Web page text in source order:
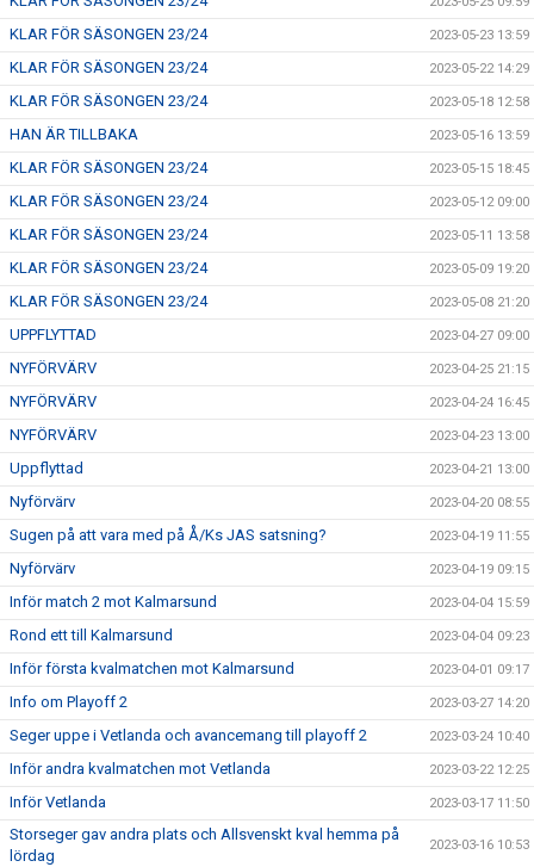
KLAR FÖR SÄSONGEN 23/24 2023-05-23 13:59
KLAR FÖR SÄSONGEN 23/24 2023-05-22 14:29
KLAR FÖR SÄSONGEN 23/24 2023-05-18 12:58
HAN ÄR TILLBAKA 2023-05-16 13:59
KLAR FÖR SÄSONGEN 23/24 2023-05-15 18:45
KLAR FÖR SÄSONGEN 23/24 2023-05-12 09:00
KLAR FÖR SÄSONGEN 23/24 2023-05-11 13:58
KLAR FÖR SÄSONGEN 23/24 2023-05-09 19:20
KLAR FÖR SÄSONGEN 23/24 2023-05-08 21:20
UPPFLYTTAD 2023-04-27 09:00
NYFÖRVÄRV 2023-04-25 21:15
NYFÖRVÄRV 2023-04-24 16:45
NYFÖRVÄRV 2023-04-23 13:00
Uppflyttad 2023-04-21 13:00
Nyförvärv 2023-04-20 08:55
Sugen på att vara med på Å/Ks JAS satsning? 2023-04-19 11:55
Nyförvärv 2023-04-19 09:15
Inför match 2 mot Kalmarsund 2023-04-04 15:59
Rond ett till Kalmarsund 2023-04-04 09:23
Inför första kvalmatchen mot Kalmarsund 2023-04-01 09:17
Info om Playoff 2 2023-03-27 14:20
Seger uppe i Vetlanda och avancemang till playoff 2 2023-03-24 10:40
Inför andra kvalmatchen mot Vetlanda 2023-03-22 12:25
Inför Vetlanda 2023-03-17 11:50
Storseger gav andra plats och Allsvenskt kval hemma på
lördag
2023-03-16 10:53